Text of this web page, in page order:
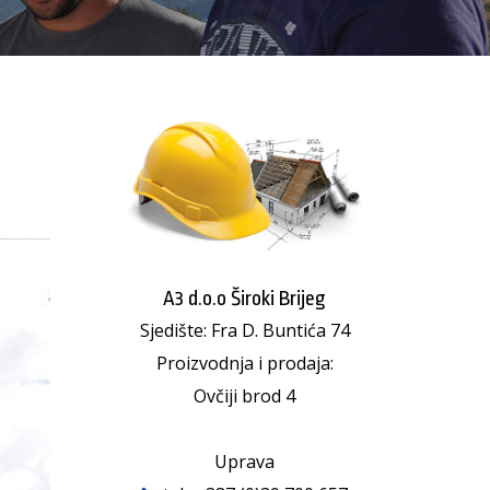
A3 d.o.o Široki Brijeg
Sjedište: Fra D. Buntića 74
Proizvodnja i prodaja:
Ovčiji brod 4
Uprava